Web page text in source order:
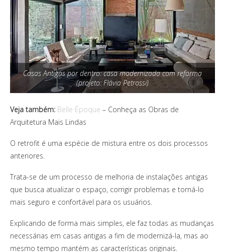
Casas Antigas por dentro: casa modernizada com reforma
(projeto: Flávia Petrossi)
Veja também: Belle Époque – Conheça as Obras de
Arquitetura Mais Lindas
O retrofit é uma espécie de mistura entre os dois processos
anteriores.
Trata-se de um processo de melhoria de instalações antigas
que busca atualizar o espaço, corrigir problemas e torná-lo
mais seguro e confortável para os usuários.
Explicando de forma mais simples, ele faz todas as mudanças
necessárias em casas antigas a fim de modernizá-la, mas ao
mesmo tempo mantém as características originais.